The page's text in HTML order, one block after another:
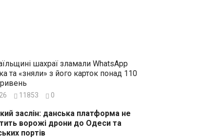
шахраї зламали WhatsApp
та «зняли» з його карток понад 110
11853 0
заслін: данська платформа не
ворожі дрони до Одеси та
портів